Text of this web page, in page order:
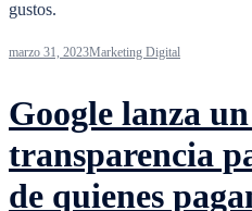
gustos.
marzo 31, 2023Marketing Digital
Google lanza
transparencia
de quienes